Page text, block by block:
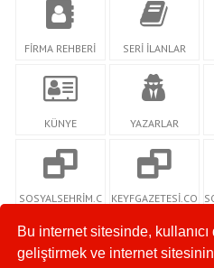
Bu internet sitesinde,
geliştirmek ve internet
FİRMA REHBERİ SERİ İLANLAR
KÜNYE YAZARLAR
SOSYALSEHRİM.C
KEYFGAZETESİ.CO